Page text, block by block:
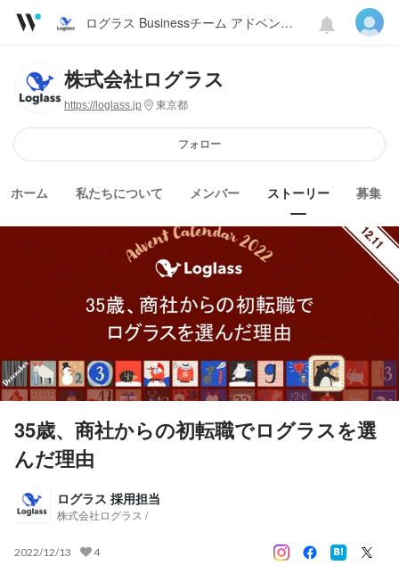
ログラス Businessチーム アドベントカレンダー 2022
株式会社ログラス
https://loglass.jp 東京都
フォロー
ホーム 私たちについて メンバー ストーリー 募集
35歳、商社からの初転職でログラスを選
んだ理由
ログラス 採用担当
株式会社ログラス /
2022/12/13 4